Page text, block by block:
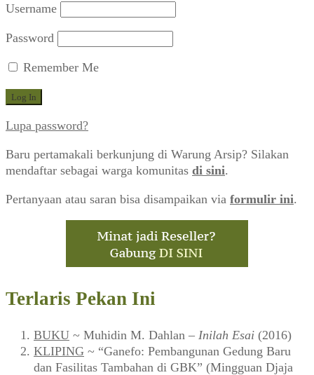
Username
Password
Remember Me
Lupa password?
Baru pertamakali berkunjung di Warung Arsip? Silakan
mendaftar sebagai warga komunitas di sini.
Pertanyaan atau saran bisa disampaikan via formulir ini.
Terlaris Pekan Ini
BUKU ~ Muhidin M. Dahlan – Inilah Esai (2016)
KLIPING ~ “Ganefo: Pembangunan Gedung Baru
dan Fasilitas Tambahan di GBK” (Mingguan Djaja